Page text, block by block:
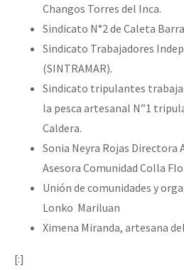
Changos Torres del Inca.
Sindicato N°2 de Caleta
Sindicato Trabajadores
(SINTRAMAR).
Sindicato tripulantes
la pesca artesanal N”1
Caldera.
Sonia Neyra Rojas Directora
Asesora Comunidad Colla
Unión de comunidades y
Lonko Mariluan
Ximena Miranda, artesana
[:]